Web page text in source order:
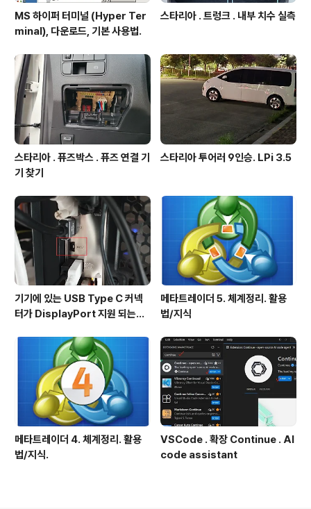
MS 하이퍼 터미널 (Hyper Ter
minal), 다운로드, 기본 사용법.
스타리아 . 트렁크 . 내부 치수 실측
스타리아 . 퓨즈박스 . 퓨즈 연결 기
기 찾기
스타리아 투어러 9인승. LPi 3.5
기기에 있는 USB Type C 커넥
터가 DisplayPort 지원 되는지
메타트레이더 5. 체계정리. 활용
법/지식
메타트레이더 4. 체계정리. 활용
법/지식.
VSCode . 확장 Continue . AI
code assistant